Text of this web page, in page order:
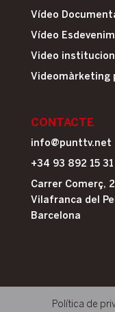
Vídeo
Vídeo
Video
Videomàrketing
CONTACTE
info@punttv.net
+34 93 892 15 31
Carrer Comerç,
Vilafranca del
Barcelona
Política de